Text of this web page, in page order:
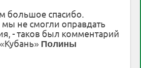
большое спасибо.
мы не смогли оправдать
- таков был комментарий
Полины